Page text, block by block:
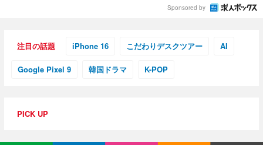
Sponsored by
注目の話題 iPhone 16 こだわりデスクツアー AI
Google Pixel 9 韓国ドラマ K-POP
PICK UP